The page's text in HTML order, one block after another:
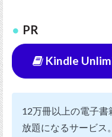
PR
Kindle
12万冊以上の電子
放題になるサービス